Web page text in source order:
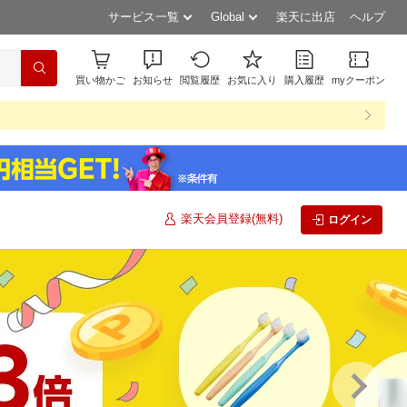
サービス一覧 Global 楽天に出店 ヘルプ
買い物かご お知らせ 閲覧履歴 お気に入り 購入履歴 myクーポン
楽天会員登録(無料) ログイン